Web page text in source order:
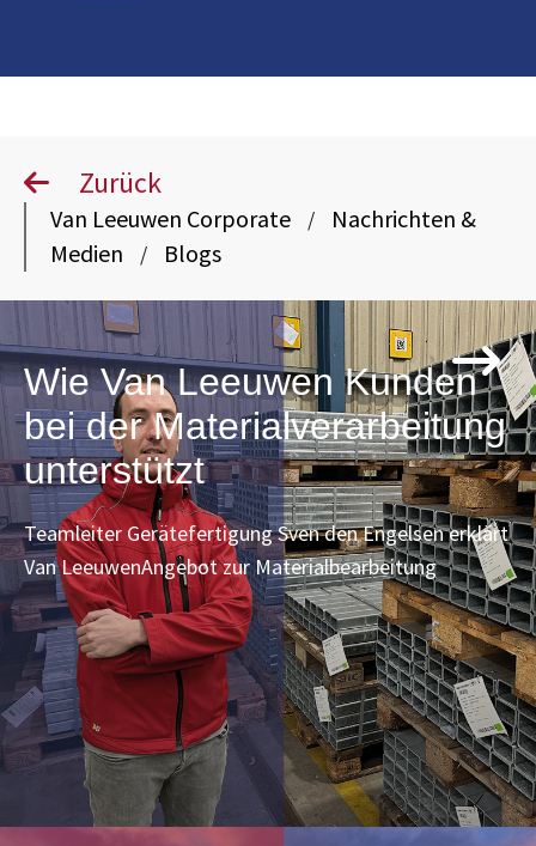
Zurück
Van Leeuwen Corporate /
Nachrichten &
Medien
/ Blogs
Wie Van Leeuwen Kunden
bei der Materialverarbeitung
unterstützt
Teamleiter Gerätefertigung Sven den Engelsen erklärt
Van LeeuwenAngebot zur Materialbearbeitung